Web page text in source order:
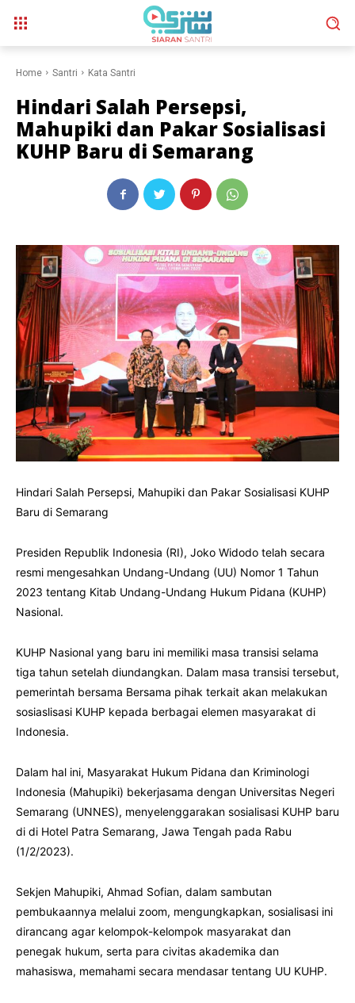
Home Santri Kata Santri
Hindari Salah Persepsi,
Mahupiki dan Pakar Sosialisasi
KUHP Baru di Semarang
Hindari Salah Persepsi, Mahupiki dan Pakar Sosialisasi KUHP
Baru di Semarang
Presiden Republik Indonesia (RI), Joko Widodo telah secara
resmi mengesahkan Undang-Undang (UU) Nomor 1 Tahun
2023 tentang Kitab Undang-Undang Hukum Pidana (KUHP)
Nasional.
KUHP Nasional yang baru ini memiliki masa transisi selama
tiga tahun setelah diundangkan. Dalam masa transisi tersebut,
pemerintah bersama Bersama pihak terkait akan melakukan
sosiaslisasi KUHP kepada berbagai elemen masyarakat di
Indonesia.
Dalam hal ini, Masyarakat Hukum Pidana dan Kriminologi
Indonesia (Mahupiki) bekerjasama dengan Universitas Negeri
Semarang (UNNES), menyelenggarakan sosialisasi KUHP baru
di di Hotel Patra Semarang, Jawa Tengah pada Rabu
(1/2/2023).
Sekjen Mahupiki, Ahmad Sofian, dalam sambutan
pembukaannya melalui zoom, mengungkapkan, sosialisasi ini
dirancang agar kelompok-kelompok masyarakat dan
penegak hukum, serta para civitas akademika dan
mahasiswa, memahami secara mendasar tentang UU KUHP.